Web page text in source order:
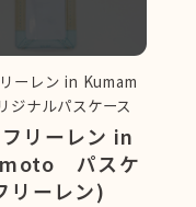
ーレン in Kumam
ナルパスケース
リーレン in
パスケ
リーレン)